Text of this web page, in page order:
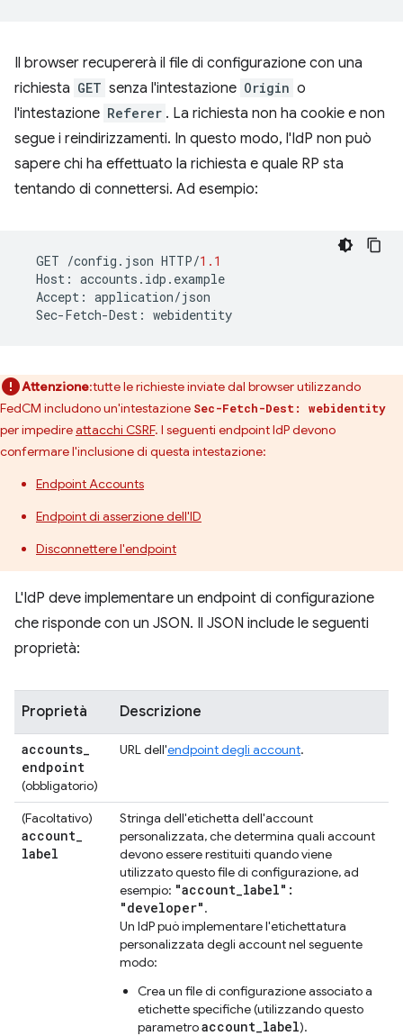
Il browser recupererà il file di configurazione con una
richiesta GET senza l'intestazione Origin o
l'intestazione Referer . La richiesta non ha cookie e non
segue i reindirizzamenti. In questo modo, l'IdP non può
sapere chi ha effettuato la richiesta e quale RP sta
tentando di connettersi. Ad esempio:
GET /config . json HTTP/1.1
Host : accounts . idp . example
Accept : application/json
Sec-Fetch-Dest : webidentity
Attenzione:tutte le richieste inviate dal browser utilizzando
FedCM includono un'intestazione Sec-Fetch-Dest: webidentity
per impedireattacchi CSRF. I seguenti endpoint IdP devono
confermare l'inclusione di questa intestazione:
Endpoint Accounts
Endpoint di asserzione dell'ID
Disconnettere l'endpoint
L'IdP deve implementare un endpoint di configurazione
che risponde con un JSON. Il JSON include le seguenti
proprietà:
Proprietà Descrizione
accounts_
endpoint
(obbligatorio)
URL dell'endpoint degli account.
(Facoltativo)
account_
label
Stringa dell'etichetta dell'account
personalizzata, che determina quali account
devono essere restituiti quando viene
utilizzato questo file di configurazione, ad
esempio: "account_label":
"developer".
Un IdP può implementare l'etichettatura
personalizzata degli account nel seguente
modo:
Crea un file di configurazione associato a
etichette specifiche (utilizzando questo
parametroaccount_label).